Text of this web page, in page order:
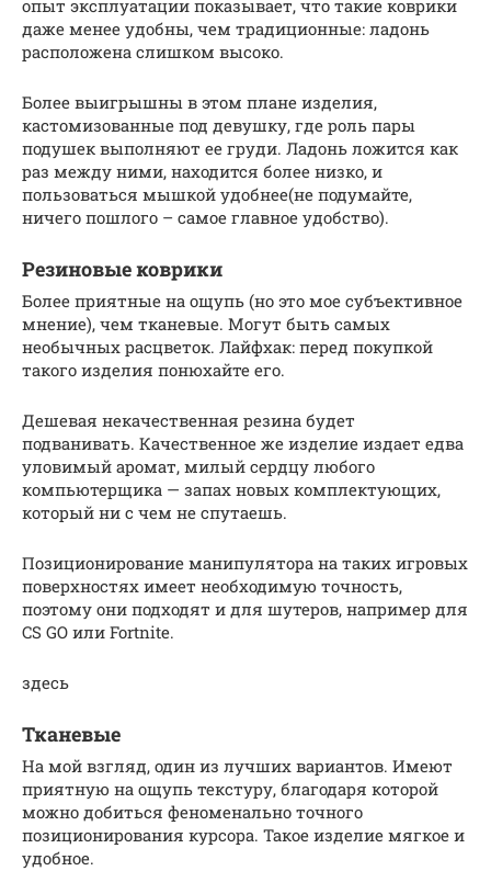
опыт эксплуатации показывает, что такие коврики
даже менее удобны, чем традиционные: ладонь
расположена слишком высоко.
Более выигрышны в этом плане изделия,
кастомизованные под девушку, где роль пары
подушек выполняют ее груди. Ладонь ложится как
раз между ними, находится более низко, и
пользоваться мышкой удобнее(не подумайте,
ничего пошлого – самое главное удобство).
Резиновые коврики
Более приятные на ощупь (но это мое субъективное
мнение), чем тканевые. Могут быть самых
необычных расцветок. Лайфхак: перед покупкой
такого изделия понюхайте его.
Дешевая некачественная резина будет
подванивать. Качественное же изделие издает едва
уловимый аромат, милый сердцу любого
компьютерщика — запах новых комплектующих,
который ни с чем не спутаешь.
Позиционирование манипулятора на таких игровых
поверхностях имеет необходимую точность,
поэтому они подходят и для шутеров, например для
CS GO или Fortnite.
здесь
Тканевые
На мой взгляд, один из лучших вариантов. Имеют
приятную на ощупь текстуру, благодаря которой
можно добиться феноменально точного
позиционирования курсора. Такое изделие мягкое и
удобное.